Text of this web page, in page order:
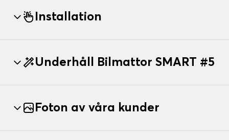
Installation
Underhåll Bilmattor SMART #5
Foton av våra kunder